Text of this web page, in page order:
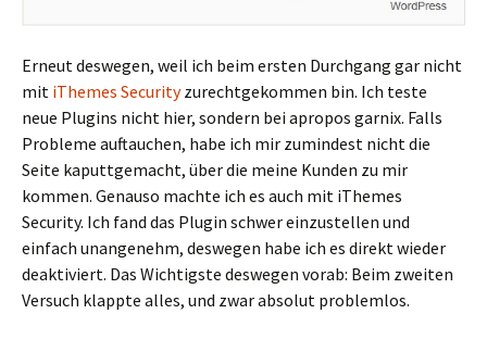
Erneut deswegen, weil ich beim ersten Durchgang gar nicht
mit iThemes Securityzurechtgekommen bin. Ich teste
neue Plugins nicht hier, sondern bei apropos garnix. Falls
Probleme auftauchen, habe ich mir zumindest nicht die
Seite kaputtgemacht, über die meine Kunden zu mir
kommen. Genauso machte ich es auch mit iThemes
Security. Ich fand das Plugin schwer einzustellen und
einfach unangenehm, deswegen habe ich es direkt wieder
deaktiviert. Das Wichtigste deswegen vorab: Beim zweiten
Versuch klappte alles, und zwar absolut problemlos.